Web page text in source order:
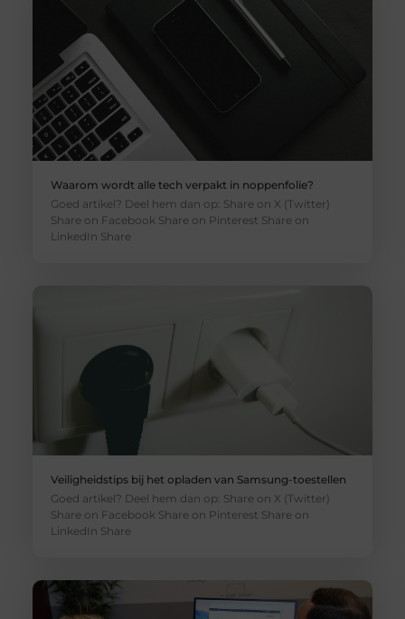
Waarom wordt alle tech verpakt in noppenfolie?
Goed artikel? Deel hem dan op: Share on X (Twitter)
Share on Facebook Share on Pinterest Share on
LinkedIn Share
Veiligheidstips bij het opladen van Samsung-toestellen
Goed artikel? Deel hem dan op: Share on X (Twitter)
Share on Facebook Share on Pinterest Share on
LinkedIn Share